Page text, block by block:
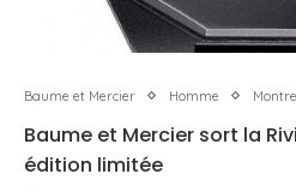
Baume et Mercier Homme
Baume et Mercier sort la
édition limitée